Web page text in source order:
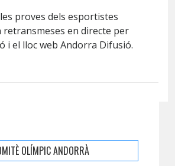
proves dels esportistes
en directe per
i el lloc web Andorra Difusió.
OLÍMPIC ANDORRÀ